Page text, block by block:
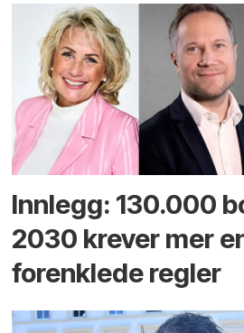
Innlegg: 130.000
2030 krever mer
forenklede regler